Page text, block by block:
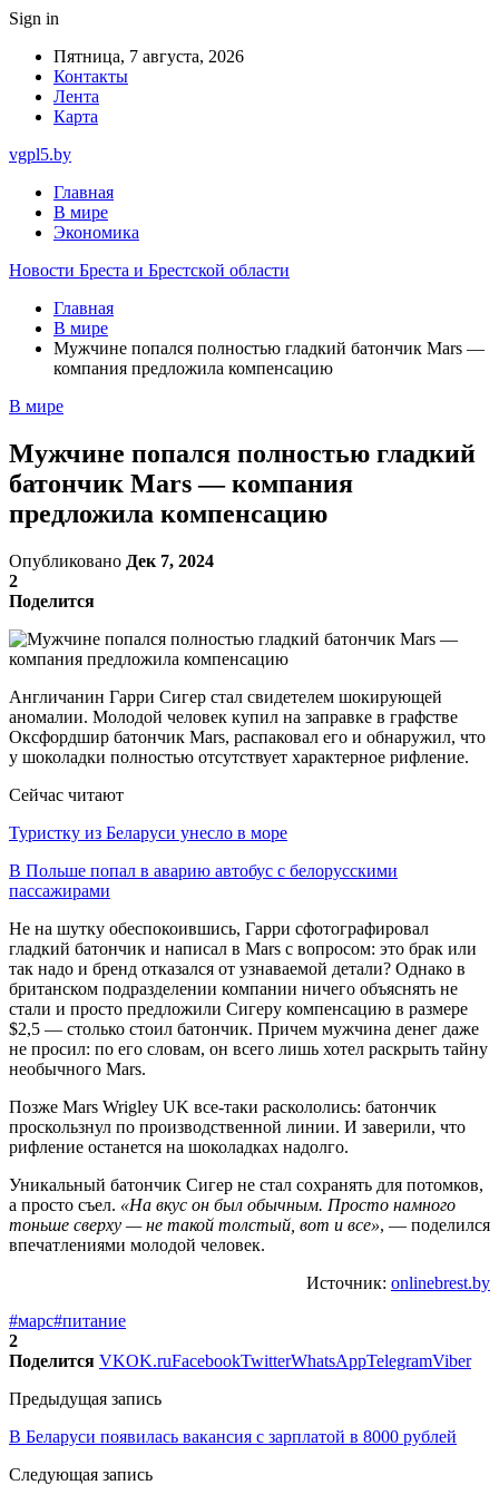
Sign in
Пятница, 7 августа, 2026
Контакты
Лента
Карта
vgpl5.by
Главная
В мире
Экономика
Новости Бреста и Брестской области
Главная
В мире
Мужчине попался полностью гладкий батончик Mars —
компания предложила компенсацию
В мире
Мужчине попался полностью гладкий
батончик Mars — компания
предложила компенсацию
Опубликовано Дек 7, 2024
2
Поделится
Англичанин Гарри Сигер стал свидетелем шокирующей
аномалии. Молодой человек купил на заправке в графстве
Оксфордшир батончик Mars, распаковал его и обнаружил, что
у шоколадки полностью отсутствует характерное рифление.
Сейчас читают
Туристку из Беларуси унесло в море
В Польше попал в аварию автобус с белорусскими
пассажирами
Не на шутку обеспокоившись, Гарри сфотографировал
гладкий батончик и написал в Mars с вопросом: это брак или
так надо и бренд отказался от узнаваемой детали? Однако в
британском подразделении компании ничего объяснять не
стали и просто предложили Сигеру компенсацию в размере
$2,5 — столько стоил батончик. Причем мужчина денег даже
не просил: по его словам, он всего лишь хотел раскрыть тайну
необычного Mars.
Позже Mars Wrigley UK все-таки раскололись: батончик
проскользнул по производственной линии. И заверили, что
рифление останется на шоколадках надолго.
Уникальный батончик Сигер не стал сохранять для потомков,
а просто съел. «На вкус он был обычным. Просто намного
тоньше сверху — не такой толстый, вот и все», — поделился
впечатлениями молодой человек.
Источник: onlinebrest.by
#марс#питание
2
Поделится VKOK.ruFacebookTwitterWhatsAppTelegramViber
Предыдущая запись
В Беларуси появилась вакансия с зарплатой в 8000 рублей
Следующая запись